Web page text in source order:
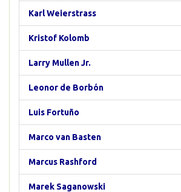
Karl Weierstrass
Kristof Kolomb
Larry Mullen Jr.
Leonor de Borbón
Luis Fortuño
Marco van Basten
Marcus Rashford
Marek Saganowski